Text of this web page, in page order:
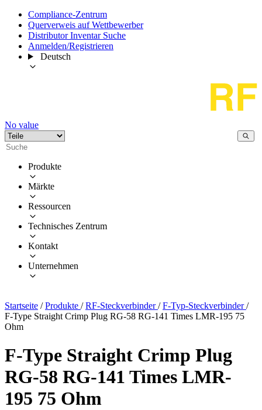
Compliance-Zentrum
Querverweis auf Wettbewerber
Distributor Inventar Suche
Anmelden/Registrieren
Deutsch
No value
Produkte
Märkte
Ressourcen
Technisches Zentrum
Kontakt
Unternehmen
Startseite / Produkte / RF-Steckverbinder/ F-Typ-Steckverbinder/
F-Type Straight Crimp Plug RG-58 RG-141 Times LMR-195 75
Ohm
F-Type Straight Crimp Plug
RG-58 RG-141 Times LMR-
195 75 Ohm